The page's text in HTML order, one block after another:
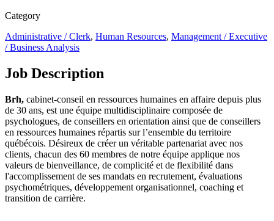
Category
Administrative / Clerk, Human Resources, Management / Executive
/ Business Analysis
Job Description
Brh, cabinet-conseil en ressources humaines en affaire depuis plus
de 30 ans, est une équipe multidisciplinaire composée de
psychologues, de conseillers en orientation ainsi que de conseillers
en ressources humaines répartis sur l’ensemble du territoire
québécois. Désireux de créer un véritable partenariat avec nos
clients, chacun des 60 membres de notre équipe applique nos
valeurs de bienveillance, de complicité et de flexibilité dans
l'accomplissement de ses mandats en recrutement, évaluations
psychométriques, développement organisationnel, coaching et
transition de carrière.